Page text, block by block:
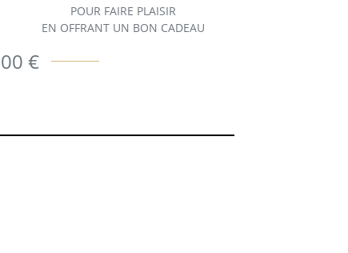
POUR FAIRE PLAISIR
EN OFFRANT UN BON CADEAU
€